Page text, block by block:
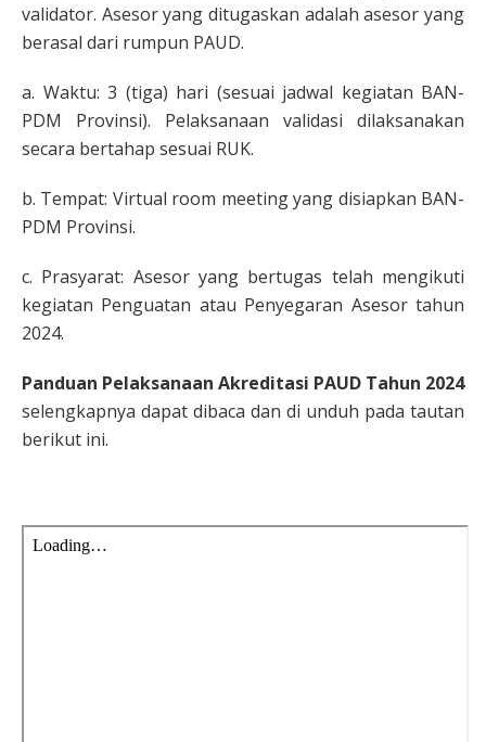
validator. Asesor yang ditugaskan adalah asesor yang
berasal dari rumpun PAUD.
a. Waktu: 3 (tiga) hari (sesuai jadwal kegiatan BAN-
PDM Provinsi). Pelaksanaan validasi dilaksanakan
secara bertahap sesuai RUK.
b. Tempat: Virtual room meeting yang disiapkan BAN-
PDM Provinsi.
c. Prasyarat: Asesor yang bertugas telah mengikuti
kegiatan Penguatan atau Penyegaran Asesor tahun
2024.
Panduan Pelaksanaan Akreditasi PAUD Tahun 2024
selengkapnya dapat dibaca dan di unduh pada tautan
berikut ini.